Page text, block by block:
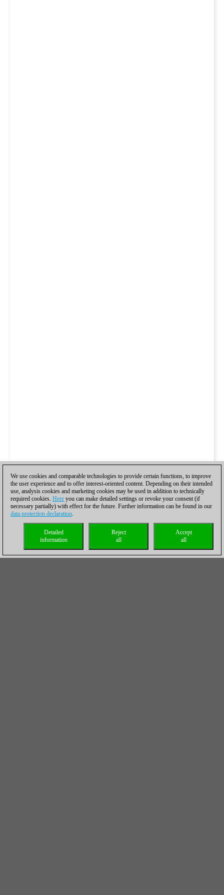
We use cookies and comparable technologies to provide certain functions, to improve
the user experience and to offer interest-oriented content. Depending on their intended
use, analysis cookies and marketing cookies may be used in addition to technically
required cookies. Here you can make detailed settings or revoke your consent (if
necessary partially) with effect for the future. Further information can be found in our
data protection declaration.
Accept
all
Reject
all
Detailed
information